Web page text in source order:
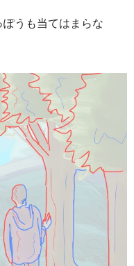
うも当てはまらな